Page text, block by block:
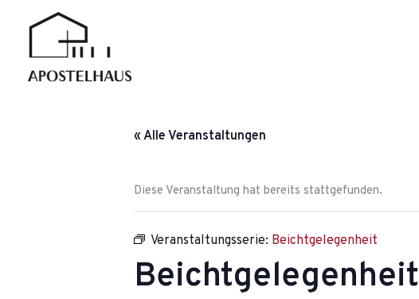
Inhalt
springen
« Alle Veranstaltungen
Diese Veranstaltung hat bereits stattgefunden.
Veranstaltungsserie: Beichtgelegenheit
Beichtgelegenheit